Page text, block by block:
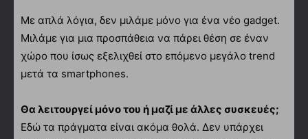
Με απλά λόγια, δεν μιλάμε μόνο για ένα νέο gadget.
Μιλάμε για μια προσπάθεια να πάρει θέση σε έναν
χώρο που ίσως εξελιχθεί στο επόμενο μεγάλο trend
μετά τα smartphones.
Θα λειτουργεί μόνο του ή μαζί με άλλες συσκευές;
Εδώ τα πράγματα είναι ακόμα θολά. Δεν υπάρχει